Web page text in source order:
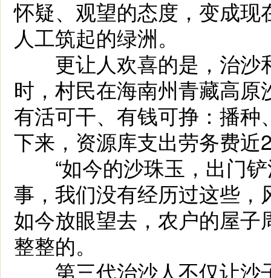
怀疑、观望的态度，变成
人工筑起的绿洲。
更让人欢喜的是，治沙
时，村民在海南州青藏高
有活可干、有钱可挣：播
下来，资源库支出劳务费近
“如今的沙珠玉，出门铲
事，我们没有经历过这些，
如今放眼望去，农户的屋
整整的。
第三代治沙人不仅让沙